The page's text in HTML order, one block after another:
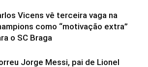
Vicens vê terceira vaga na
como “motivação extra”
o SC Braga
Jorge Messi, pai de Lionel